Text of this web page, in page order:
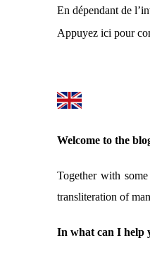
En dépendant de
Appuyez ici pour
Welcome to the
Together with
transliteration of
In what can I help